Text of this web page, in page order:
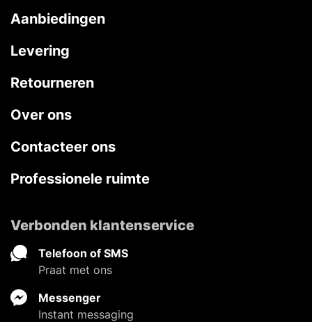
Aanbiedingen
Levering
Retourneren
Over ons
Contacteer ons
Professionele ruimte
Verbonden klantenservice
Telefoon of SMS
Praat met ons
Messenger
Instant messaging